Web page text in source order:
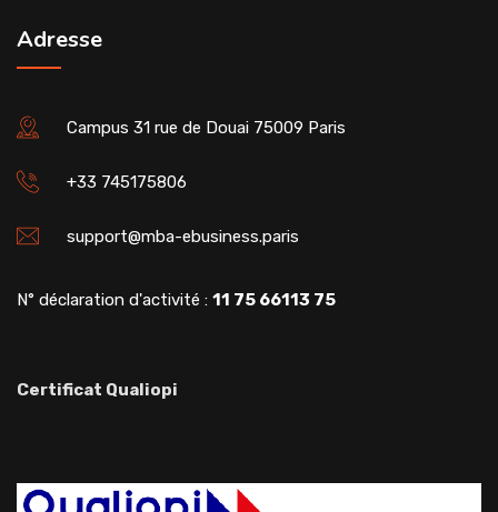
Adresse
Campus 31 rue de Douai 75009 Paris
+33 745175806
support@mba-ebusiness.paris
N° déclaration d'activité : 11 75 66113 75
Certificat Qualiopi